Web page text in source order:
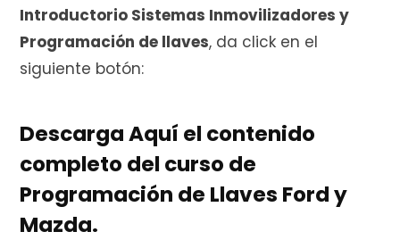
Introductorio Sistemas Inmovilizadores y
Programación de llaves, da click en el
siguiente botón:
Descarga Aquí el contenido
completo del curso de
Programación de Llaves Ford y
Mazda.